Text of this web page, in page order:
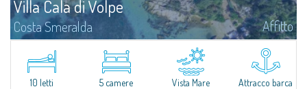
Villa Cala di Volpe
Costa Smeralda Affitto
Vi diamo il benvenuto a Villa Cala di Volpe, straordinaria proprietà fronte
mare e vera e propria penisola privata di circa 6.000 metri quadrati lungo
le coste cristalline della prestigiosa Baia Cala di Volpe, a due...
10 letti 5 camere Vista Mare Attracco barca